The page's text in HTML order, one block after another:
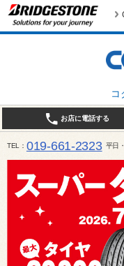
コ
お店に電話する
TEL 019-661-2323 平日